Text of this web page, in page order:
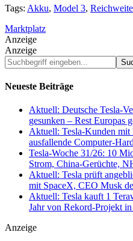
Tags: Akku, Model 3, Reichweite
Marktplatz
Anzeige
Anzeige
Suchbegriff
eingeben...
Neueste Beiträge
Aktuell: Deutsche Tesla-
gesunken – Rest Europas
Aktuell: Tesla-Kunden
ausfallende Computer-
Tesla-Woche 31/26: 10
Strom, China-Gerüchte,
Aktuell: Tesla prüft
mit SpaceX, CEO Musk
Aktuell: Tesla kauft 1
Jahr von Rekord-Projekt
Anzeige